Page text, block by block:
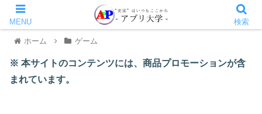
ホーム ゲーム
※ 本サイトのコンテンツには、商品プロモーションが含
まれています。
MENU 検索